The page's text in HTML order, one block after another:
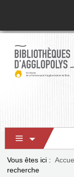
Vous êtes ici :
recherche